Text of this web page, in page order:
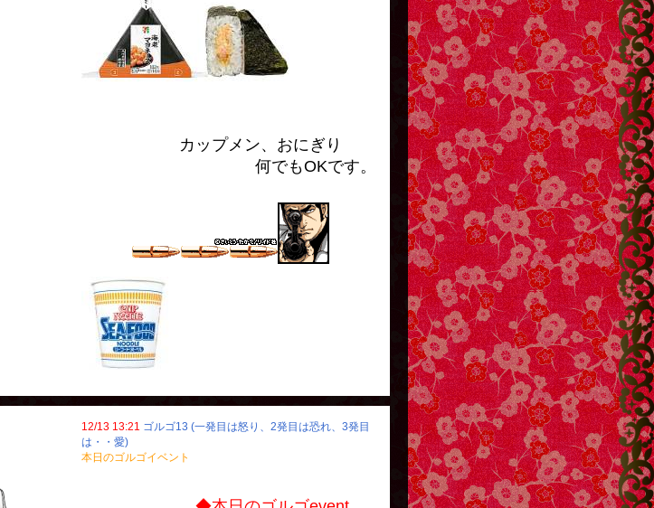
カップメン、おにぎり
何でもOKです。
12/13 13:21 ゴルゴ13 (一発目は怒り、2発目は恐れ、3発目
は・・愛)
本日のゴルゴイベント